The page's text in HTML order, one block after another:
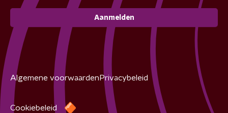
Aanmelden
Algemene voorwaarden Privacybeleid
Cookiebeleid